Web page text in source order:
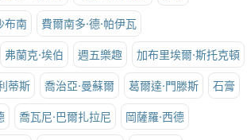
布南 費爾南多·德·帕伊瓦
弗蘭克·埃伯 週五樂趣 加布里埃爾·斯托克頓
蒂斯 喬治亞·曼蘇爾 葛爾達·門滕斯 石膏
喬瓦尼·巴爾扎拉尼 岡薩羅·西德